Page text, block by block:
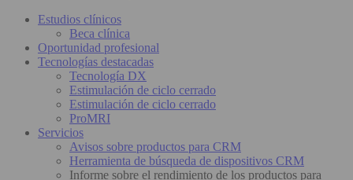
Estudios clínicos
Beca clínica
Oportunidad profesional
Tecnologías destacadas
Tecnología DX
Estimulación de ciclo cerrado
Estimulación de ciclo cerrado
ProMRI
Servicios
Avisos sobre productos para CRM
Herramienta de búsqueda de dispositivos CRM
Informe sobre el rendimiento de los productos para